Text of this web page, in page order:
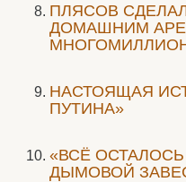
ПЛЯСОВ
ДОМАШНИМ
НАСТОЯЩАЯ
ПУТИНА»
«ВСЁ
ДЫМОВОЙ